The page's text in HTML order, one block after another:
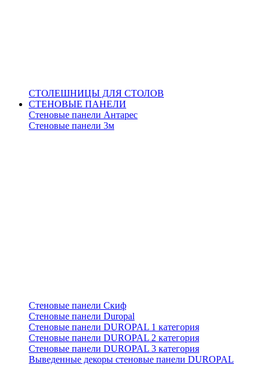
СТОЛЕШНИЦЫ ДЛЯ СТОЛОВ
СТЕНОВЫЕ ПАНЕЛИ
Стеновые панели Антарес
Стеновые панели 3м
Стеновые панели Скиф
Стеновые панели Duropal
Стеновые панели DUROPAL 1 категория
Стеновые панели DUROPAL 2 категория
Стеновые панели DUROPAL 3 категория
Выведенные декоры стеновые панели DUROPAL